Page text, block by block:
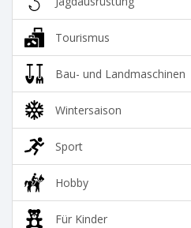
Tourismus
Bau- und Landmaschinen
Wintersaison
Sport
Hobby
Für Kinder